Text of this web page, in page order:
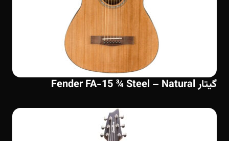
گیتار Fender FA-15 ¾ Steel – Natural